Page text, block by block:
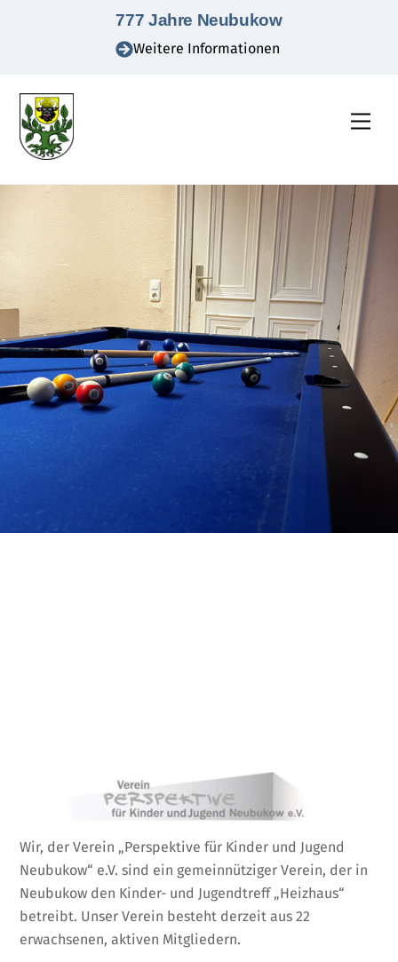
777 Jahre Neubukow
Weitere Informationen
Wir, der Verein „Perspektive für Kinder und Jugend
Neubukow“ e.V. sind ein gemeinnütziger Verein, der in
Neubukow den Kinder- und Jugendtreff „Heizhaus“
betreibt. Unser Verein besteht derzeit aus 22
erwachsenen, aktiven Mitgliedern.